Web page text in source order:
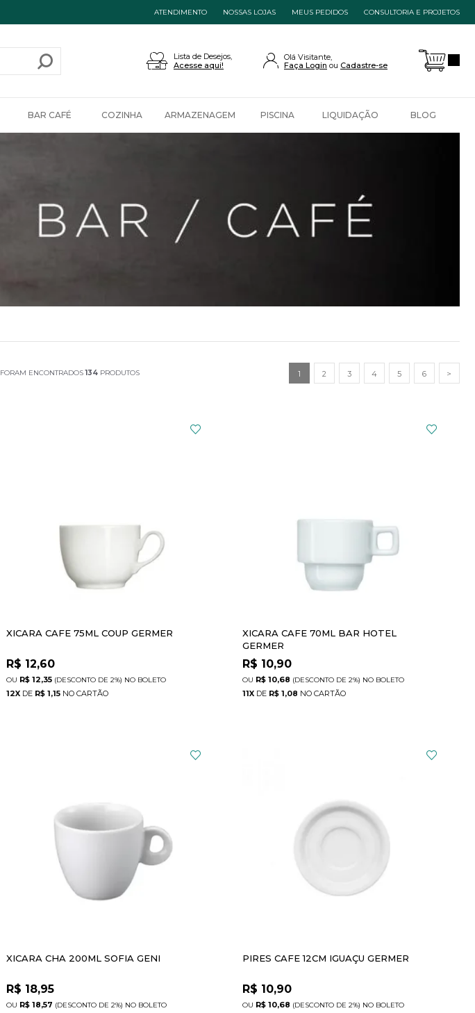
ATENDIMENTO NOSSAS LOJAS MEUS PEDIDOS CONSULTORIA E PROJETOS
Olá Visitante,
Faça Login
Cadastre-se
Lista de Desejos,
Acesse aqui!
BAR CAFÉ COZINHA ARMAZENAGEM PISCINA LIQUIDAÇÃO BLOG
FORAM ENCONTRADOS134PRODUTOS 1 2 3 4 5 6 >
XICARA CAFE 75ML COUP GERMER
R$ 12,60
R$ 12,35 (DESCONTO DE 2%) NO BOLETO
12X DE R$ 1,15
XICARA CAFE 70ML BAR HOTEL
GERMER
R$ 10,90
R$ 10,68 (DESCONTO DE 2%) NO BOLETO
11X DE R$ 1,08
XICARA CHA 200ML SOFIA GENI
R$ 18,95
R$ 18,57 (DESCONTO DE 2%) NO BOLETO
PIRES CAFE 12CM IGUAÇU GERMER
R$ 10,90
R$ 10,68 (DESCONTO DE 2%) NO BOLETO